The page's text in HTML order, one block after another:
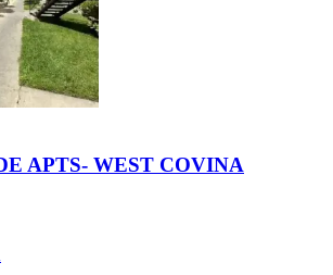
APTS- WEST COVINA